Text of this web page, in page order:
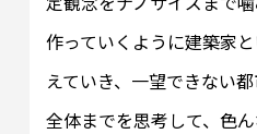
作っていくように建築家
えていき、一望できない
全体までを思考して、色